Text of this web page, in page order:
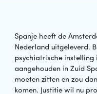
Spanje heeft de
Nederland uitgeleverd.
psychiatrische
aangehouden in Zuid
moeten zitten en zou
komen. Justitie wil nu